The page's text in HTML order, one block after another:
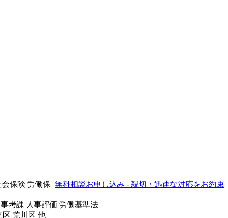
無料相談お申し込み - 親切・迅速な対応をお約束
保険 労働保
考課 人事評価 労働基準法
区 荒川区 他